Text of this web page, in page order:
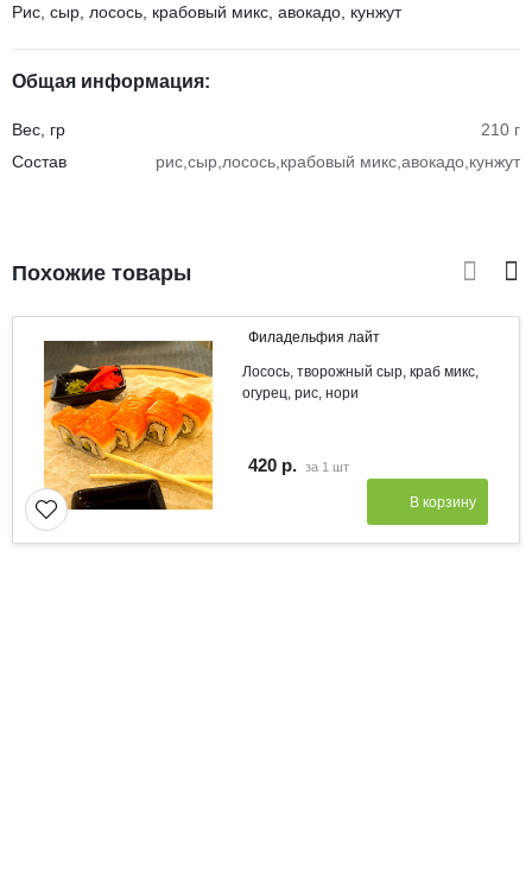
Рис, сыр, лосось, крабовый микс, авокадо, кунжут
Общая информация:
Вес, гр
210 г
Состав
рис,сыр,лосось,крабовый микс,авокадо,кунжут
Похожие товары
Филадельфия лайт
Лосось, творожный сыр, краб микс,
огурец, рис, нори
420 р. за 1 шт
В корзину